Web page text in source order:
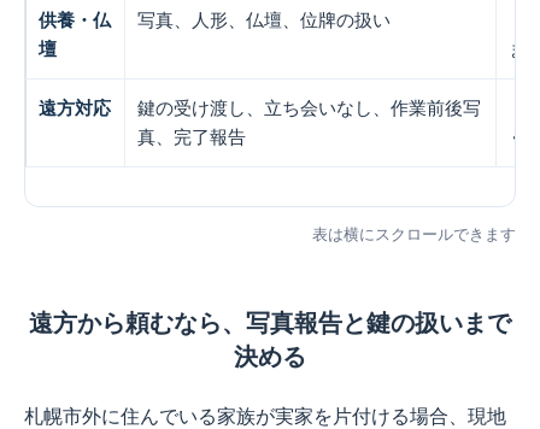
供養・仏
壇
写真、人形、仏壇、位牌の扱い
ま
遠方対応
鍵の受け渡し、立ち会いなし、作業前後写
真、完了報告
く
表は横にスクロールできます
遠方から頼むなら、写真報告と鍵の扱いまで
決める
札幌市外に住んでいる家族が実家を片付ける場合、現地